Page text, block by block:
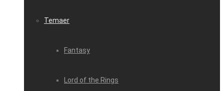
Temaer
Fantasy
Lord of the Rings